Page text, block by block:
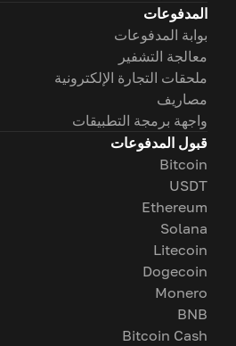
المدفوعات
بوابة المدفوعات
معالجة التشفير
ملحقات التجارة الإلكترونية
مصاريف
واجهة برمجة التطبيقات
قبول المدفوعات
Bitcoin
USDT
Ethereum
Solana
Litecoin
Dogecoin
Monero
BNB
Bitcoin Cash